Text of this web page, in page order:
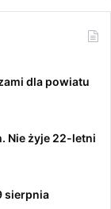
dla powiatu
Nie żyje 22-letni
sierpnia